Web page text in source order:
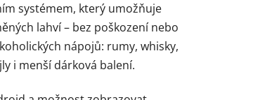
systémem, který umožňuje
lahví – bez poškození nebo
nápojů: rumy, whisky,
i menší dárková balení.